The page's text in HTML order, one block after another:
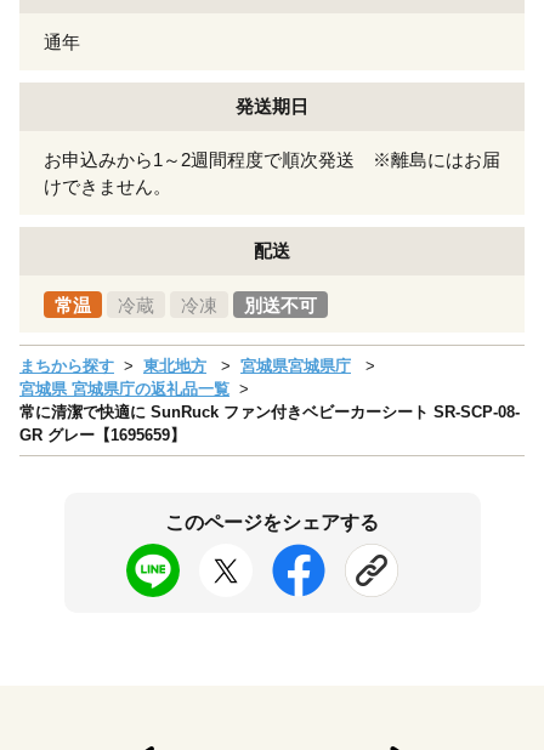
通年
発送期日
お申込みから1～2週間程度で順次発送 ※離島にはお届
けできません。
配送
常温 冷蔵 冷凍 別送不可
まちから探す 東北地方
宮城県宮城県庁
宮城県 宮城県庁の返礼品一覧
常に清潔で快適に SunRuck ファン付きベビーカーシート SR-SCP-08-
GR グレー【1695659】
このページをシェアする